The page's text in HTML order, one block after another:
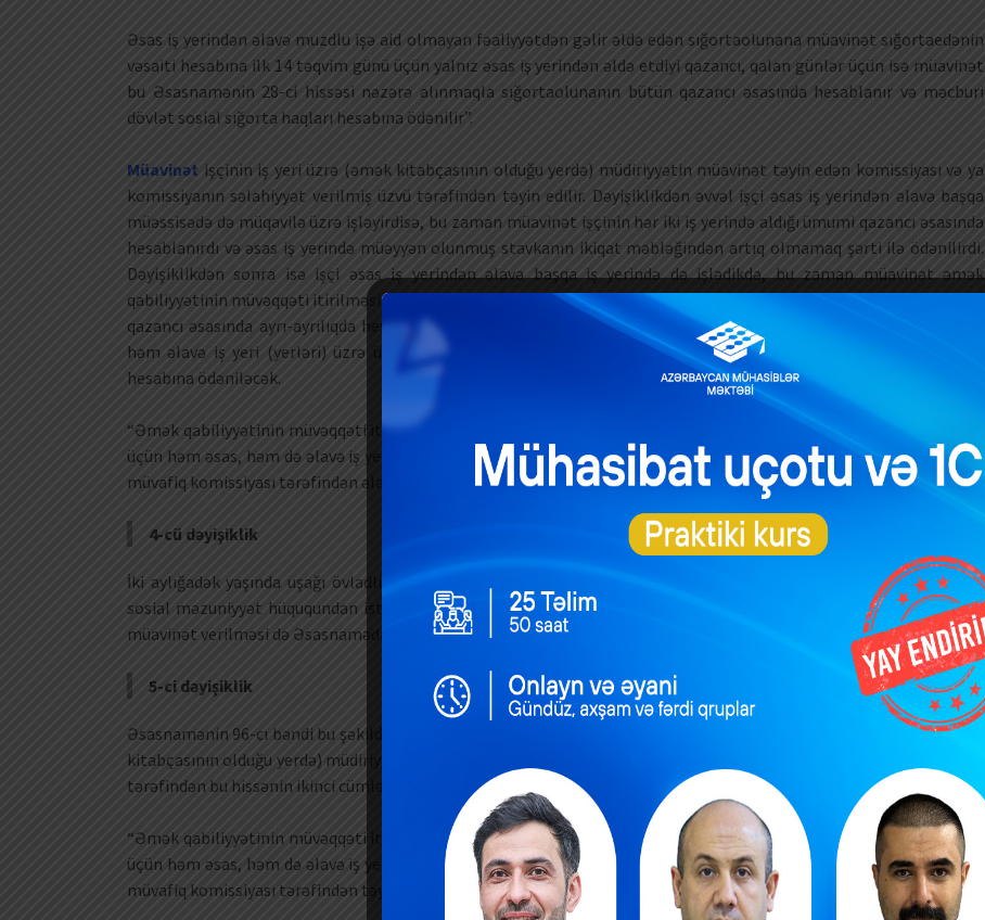
Əsas iş yerindən əlavə muzdlu işə aid olmayan fəaliyyətdən gəlir əldə edən sığortaolunana müavinət sığortaedənin
vəsaiti hesabına ilk 14 təqvim günü üçün yalnız əsas iş yerindən əldə etdiyi qazancı, qalan günlər üçün isə müavinət
bu Əsasnamənin 28-ci hissəsi nəzərə alınmaqla sığortaolunanın bütün qazancı əsasında hesablanır və məcburi
dövlət sosial sığorta haqları hesabına ödənilir”.
Müavinət işçinin iş yeri üzrə (əmək kitabçasının olduğu yerdə) müdiriyyətin müavinət təyin edən komissiyası və ya
komissiyanın səlahiyyət verilmiş üzvü tərəfindən təyin edilir. Dəyişiklikdən əvvəl işçi əsas iş yerindən əlavə başqa
müəssisədə də müqavilə üzrə işləyirdisə, bu zaman müavinət işçinin hər iki iş yerində aldığı ümumi qazancı əsasında
hesablanırdı və əsas iş yerində müəyyən olunmuş stavkanın ikiqat məbləğindən artıq olmamaq şərti ilə ödənilirdi.
Dəyişiklikdən sonra isə işçi əsas iş yerindən əlavə başqa iş yerində də işlədikdə, bu zaman müavinət əmək
qabiliyyətinin müvəqqəti itirilməsinin ilk 14 təqvim günü üçün əsas və əlavə iş yeri olaraq ayrılıqda hər bir iş yerindəki
qazancı əsasında ayrı-ayrılıqda hesablanır və ödənilir. Qalan günlər üçün isə müavinət sığortaolunanın həm əsas,
həm əlavə iş yeri (yerləri) üzrə ümumi qazancı əsasında hesablanacaq və məcburi dövlət sosial sığorta haqları
hesabına ödəniləcək.
“Əmək qabiliyyətinin müvəqqəti itirilməsinə görə müavinət əmək qabiliyyətinin müvəqqəti itirilməsinin ilk 14 günü
üçün həm əsas, həm də əlavə iş yeri (yerləri) üzrə, 14 gündən sonrakı günlər üçün isə əsas iş yeri üzrə sığortaedənin
müvafiq komissiyası tərəfindən əlavə iş yerinin gəlirləri də nəzərə alınmaqla təyin edilir”.
4-cü dəyişiklik
İki aylığadək yaşında uşağı övladlığa götürən, yaxud övladlığa götürmədən böyüdən qadınlar doğuşdan 56 günlük
sosial məzuniyyət hüququndan istifadə etmək hüququna malik olmaqla bərabər, onlara müəyyən edilmiş qaydada
müavinət verilməsi də Əsasnamədə öz əksini tapıb.
5-ci dəyişiklik
Əsasnamənin 96-cı bəndi bu şəkildə dəyişib: “Bu Əsasnamədə nəzərdə tutulan müavinətlər işçinin iş yeri üzrə (əmək
kitabçasının olduğu yerdə) müdiriyyətin müavinət təyin edən komissiyası və ya komissiyanın səlahiyyət verilmiş üzvü
tərəfindən bu hissənin ikinci cümləsi nəzərə alınmaqla təyin edilir”.
“Əmək qabiliyyətinin müvəqqəti itirilməsinə görə müavinət əmək qabiliyyətinin müvəqqəti itirilməsinin ilk 14 günü
üçün həm əsas, həm də əlavə iş yeri (yerləri) üzrə, 14 gündən sonrakı günlər üçün isə əsas iş yeri üzrə sığortaedənin
müvafiq komissiyası tərəfindən təyin edilir”.